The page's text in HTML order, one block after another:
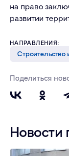
на право
развитии
НАПРАВЛЕНИЯ:
Строительство
Поделиться
Новости